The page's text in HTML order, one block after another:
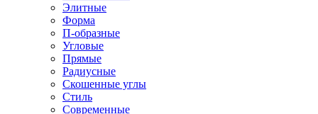
Элитные
Форма
П-образные
Угловые
Прямые
Радиусные
Скошенные углы
Стиль
Современные